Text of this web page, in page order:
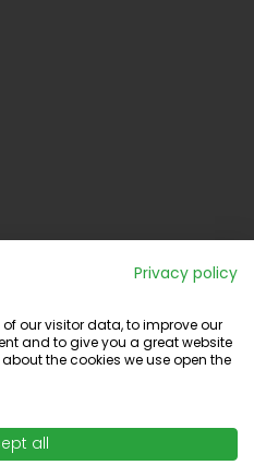
Privacy policy
our visitor data, to improve our
and to give you a great website
the cookies we use open the
all